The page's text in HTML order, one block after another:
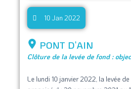
10 Jan 2022
PONT D’AIN
Clôture de la levée de fond :
Le lundi 10 janvier 2022, la levée